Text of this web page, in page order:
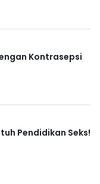
Kontrasepsi
Pendidikan Seks!